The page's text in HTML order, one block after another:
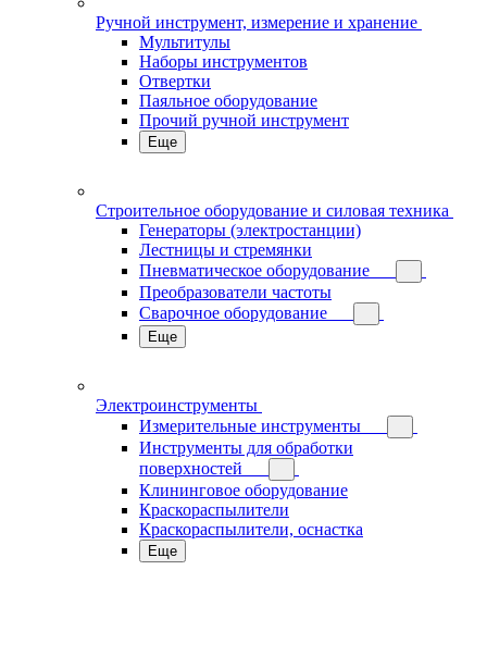
Ручной инструмент, измерение и хранение
Мультитулы
Наборы инструментов
Отвертки
Паяльное оборудование
Прочий ручной инструмент
Еще
Строительное оборудование и силовая техника
Генераторы (электростанции)
Лестницы и стремянки
Пневматическое оборудование
Преобразователи частоты
Сварочное оборудование
Еще
Электроинструменты
Измерительные инструменты
Инструменты для обработки
поверхностей
Клининговое оборудование
Краскораспылители
Краскораспылители, оснастка
Еще